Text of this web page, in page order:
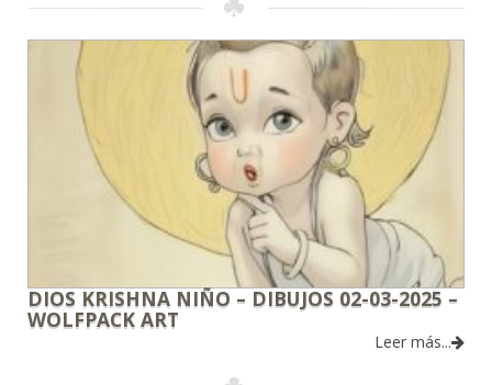
DIOS KRISHNA NIÑO – DIBUJOS 02-03-2025 –
WOLFPACK ART
Leer más...